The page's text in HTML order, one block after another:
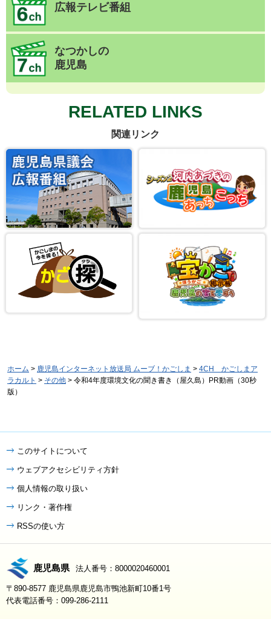
広報テレビ番組
なつかしの
鹿児島
RELATED LINKS
関連リンク
ホーム > 鹿児島インターネット放送局 ムーブ！かごしま > 4CH かごしまア
ラカルト > その他 > 令和4年度環境文化の聞き書き（屋久島）PR動画（30秒
版）
このサイトについて
ウェブアクセシビリティ方針
個人情報の取り扱い
リンク・著作権
RSSの使い方
鹿児島県 法人番号：8000020460001
〒890-8577 鹿児島県鹿児島市鴨池新町10番1号
代表電話番号：099-286-2111